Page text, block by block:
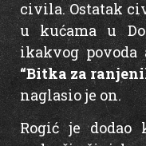
civila. Ostatak
u kućama u
ikakvog povoda
“Bitka za
naglasio je on.
Rogić je dodao